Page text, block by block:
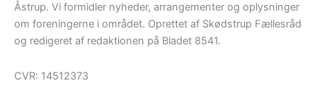
Åstrup. Vi formidler nyheder, arrangementer og oplysninger
om foreningerne i området. Oprettet af Skødstrup Fællesråd
og redigeret af redaktionen på Bladet 8541.
CVR: 14512373